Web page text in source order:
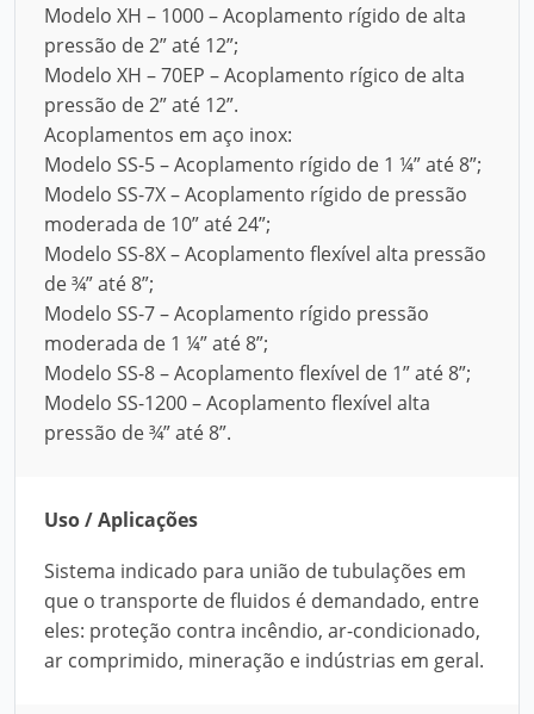
Modelo XH – 1000 – Acoplamento rígido de alta
pressão de 2” até 12”;
Modelo XH – 70EP – Acoplamento rígico de alta
pressão de 2” até 12”.
Acoplamentos em aço inox:
Modelo SS-5 – Acoplamento rígido de 1 ¼” até 8”;
Modelo SS-7X – Acoplamento rígido de pressão
moderada de 10” até 24”;
Modelo SS-8X – Acoplamento flexível alta pressão
de ¾” até 8”;
Modelo SS-7 – Acoplamento rígido pressão
moderada de 1 ¼” até 8”;
Modelo SS-8 – Acoplamento flexível de 1” até 8”;
Modelo SS-1200 – Acoplamento flexível alta
pressão de ¾” até 8”.
Uso / Aplicações
Sistema indicado para união de tubulações em
que o transporte de fluidos é demandado, entre
eles: proteção contra incêndio, ar-condicionado,
ar comprimido, mineração e indústrias em geral.